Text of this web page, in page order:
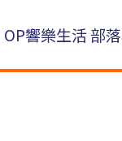
OP響樂生活 部